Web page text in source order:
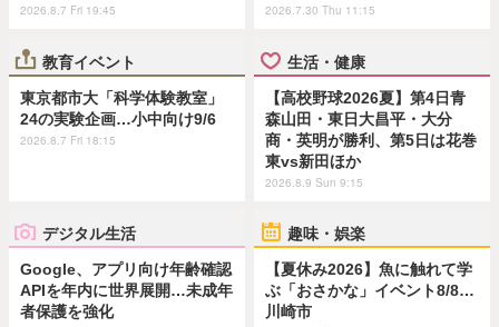
2026.8.7 Fri 19:45 2026.7.30 Thu 11:15
教育イベント
東京都市大「科学体験教室」
24の実験企画…小中向け9/6
2026.8.7 Fri 18:15
生活・健康
【高校野球2026夏】第4日青
森山田・東日大昌平・大分
商・英明が勝利、第5日は花巻
東vs新田ほか
2026.8.9 Sun 9:15
デジタル生活
Google、アプリ向け年齢確認
APIを年内に世界展開…未成年
者保護を強化
趣味・娯楽
【夏休み2026】魚に触れて学
ぶ「おさかな」イベント8/8…
川崎市